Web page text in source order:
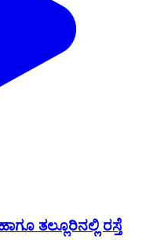
ತಲ್ಲೂರಿನಲ್ಲಿ ರಸ್ತೆ